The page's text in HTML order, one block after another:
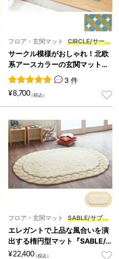
フロア・玄関マット
CIRCLE/サーク
ル
サークル模様がおしゃれ！北欧
系アースカラーの玄関マット
『CIRCLE/サークル』
3
件の利用者評価に基づく5段
3 件
¥8,700
フロア・玄関マット
SABLE/サブレ
ミニ
エレガントで上品な風合いを演
出する楕円型マット『SABLE/
サブレ ミニ』
¥22,400